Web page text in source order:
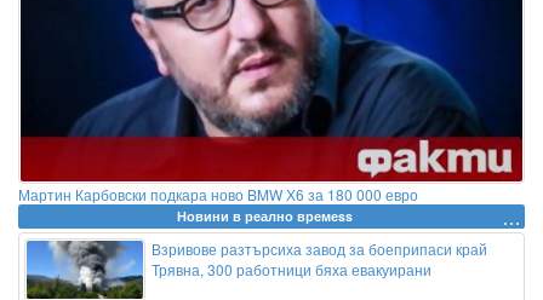
Мартин Карбовски подкара ново BMW Х6 за 180 000 евро
Новини в реално времеss
Взривове разтърсиха завод за боеприпаси край
Трявна, 300 работници бяха евакуирани